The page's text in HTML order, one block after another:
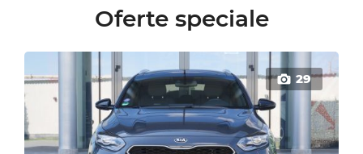
Oferte speciale
29